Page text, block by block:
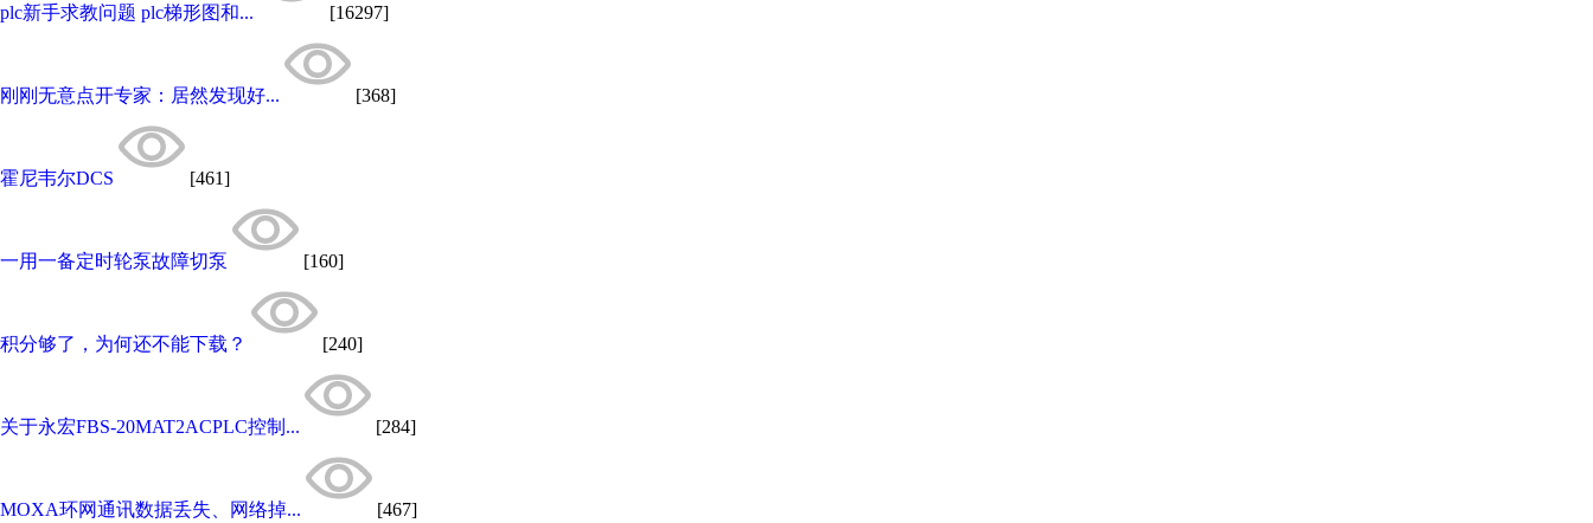
plc新手求教问题 plc梯形图和... [16297]
刚刚无意点开专家：居然发现好... [368]
霍尼韦尔DCS [461]
一用一备定时轮泵故障切泵 [160]
积分够了，为何还不能下载？ [240]
关于永宏FBS-20MAT2ACPLC控制... [284]
MOXA环网通讯数据丢失、网络掉... [467]